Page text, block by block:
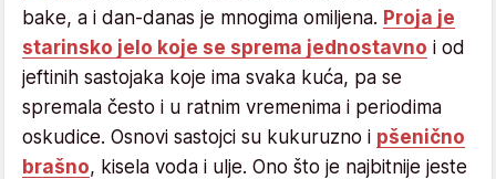
bake, a i dan-danas je mnogima omiljena. Proja je
starinsko jelo koje se sprema jednostavno i od
jeftinih sastojaka koje ima svaka kuća, pa se
spremala često i u ratnim vremenima i periodima
oskudice. Osnovi sastojci su kukuruzno i pšenično
brašno, kisela voda i ulje. Ono što je najbitnije jeste